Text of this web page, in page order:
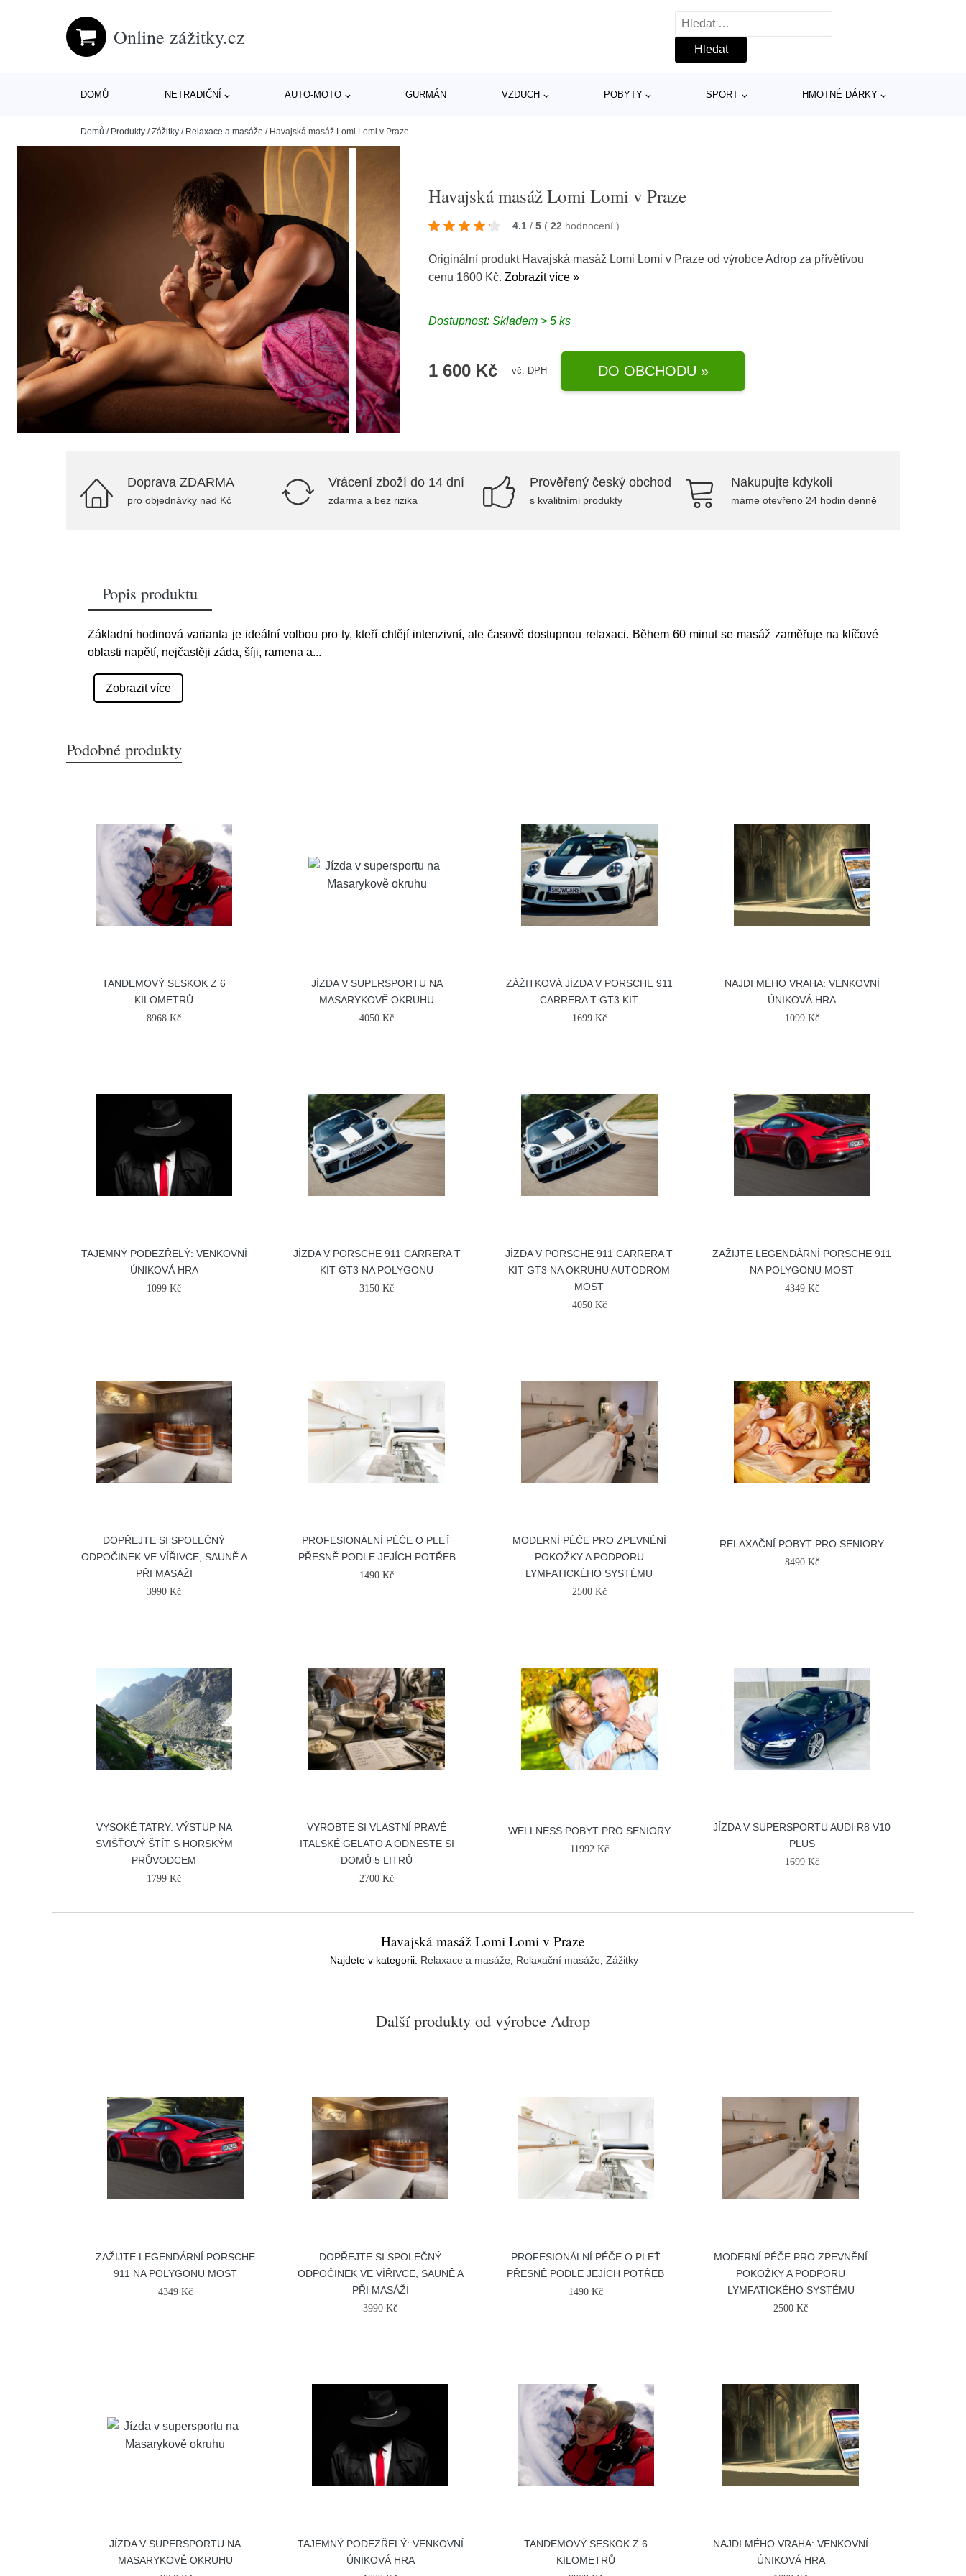
Online zážitky.cz
Vyhledávání
DOMŮ NETRADIČNÍ AUTO-MOTO GURMÁN VZDUCH POBYTY SPORT HMOTNÉ DÁRKY
Domů / Produkty /Zážitky / Relaxace a masáže / Havajská masáž Lomi Lomi v Praze
Havajská masáž Lomi Lomi v Praze
4.1 / 5 ( 22 hodnocení)
Originální produkt Havajská masáž Lomi Lomi v Praze od výrobceAdrop za přívětivou
cenu 1600 Kč.Zobrazit více »
Dostupnost: Skladem > 5 ks
1 600 Kč vč. DPH DO OBCHODU »
Doprava ZDARMA
pro objednávky nad Kč
Vrácení zboží do 14 dní
zdarma a bez rizika
Prověřený český obchod
s kvalitními produkty
Nakupujte kdykoli
máme otevřeno 24 hodin denně
Popis produktu
Základní hodinová varianta je ideální volbou pro ty, kteří chtějí intenzivní, ale časově dostupnou relaxaci. Během 60 minut se masáž zaměřuje na klíčové
oblasti napětí, nejčastěji záda, šíji, ramena a...
Zobrazit více
Podobné produkty
TANDEMOVÝ SESKOK Z 6
KILOMETRŮ
8968 Kč
JÍZDA V SUPERSPORTU NA
MASARYKOVĚ OKRUHU
4050 Kč
ZÁŽITKOVÁ JÍZDA V PORSCHE 911
CARRERA T GT3 KIT
1699 Kč
NAJDI MÉHO VRAHA: VENKOVNÍ
ÚNIKOVÁ HRA
1099 Kč
TAJEMNÝ PODEZŘELÝ: VENKOVNÍ
ÚNIKOVÁ HRA
1099 Kč
JÍZDA V PORSCHE 911 CARRERA T
KIT GT3 NA POLYGONU
3150 Kč
JÍZDA V PORSCHE 911 CARRERA T
KIT GT3 NA OKRUHU AUTODROM
MOST
4050 Kč
ZAŽIJTE LEGENDÁRNÍ PORSCHE 911
NA POLYGONU MOST
4349 Kč
DOPŘEJTE SI SPOLEČNÝ
ODPOČINEK VE VÍŘIVCE, SAUNĚ A
PŘI MASÁŽI
3990 Kč
PROFESIONÁLNÍ PÉČE O PLEŤ
PŘESNĚ PODLE JEJÍCH POTŘEB
1490 Kč
MODERNÍ PÉČE PRO ZPEVNĚNÍ
POKOŽKY A PODPORU
LYMFATICKÉHO SYSTÉMU
2500 Kč
RELAXAČNÍ POBYT PRO SENIORY
8490 Kč
VYSOKÉ TATRY: VÝSTUP NA
SVIŠŤOVÝ ŠTÍT S HORSKÝM
PRŮVODCEM
1799 Kč
VYROBTE SI VLASTNÍ PRAVÉ
ITALSKÉ GELATO A ODNESTE SI
DOMŮ 5 LITRŮ
2700 Kč
WELLNESS POBYT PRO SENIORY
11992 Kč
JÍZDA V SUPERSPORTU AUDI R8 V10
PLUS
1699 Kč
Havajská masáž Lomi Lomi v Praze
Najdete v kategorii: Relaxace a masáže, Relaxační masáže, Zážitky
Další produkty od výrobce Adrop
ZAŽIJTE LEGENDÁRNÍ PORSCHE
911 NA POLYGONU MOST
4349 Kč
DOPŘEJTE SI SPOLEČNÝ
ODPOČINEK VE VÍŘIVCE, SAUNĚ A
PŘI MASÁŽI
3990 Kč
PROFESIONÁLNÍ PÉČE O PLEŤ
PŘESNĚ PODLE JEJÍCH POTŘEB
1490 Kč
MODERNÍ PÉČE PRO ZPEVNĚNÍ
POKOŽKY A PODPORU
LYMFATICKÉHO SYSTÉMU
2500 Kč
JÍZDA V SUPERSPORTU NA
MASARYKOVĚ OKRUHU
TAJEMNÝ PODEZŘELÝ: VENKOVNÍ
ÚNIKOVÁ HRA
TANDEMOVÝ SESKOK Z 6
KILOMETRŮ
NAJDI MÉHO VRAHA: VENKOVNÍ
ÚNIKOVÁ HRA